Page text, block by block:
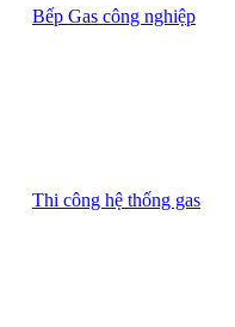
Bếp Gas công nghiệp
Thi công hệ thống gas